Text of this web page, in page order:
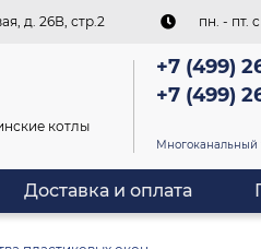
д. 26В, стр.2 пн. - пт.
котлы
+7 (499)
+7 (499)
Многоканальный
Доставка и оплата